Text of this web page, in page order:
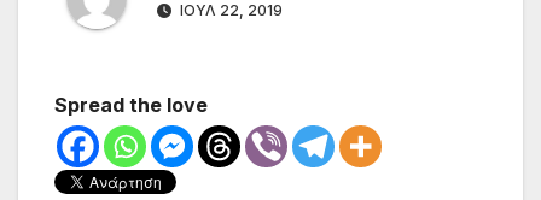
ΙΟΎΛ 22, 2019
Spread the love